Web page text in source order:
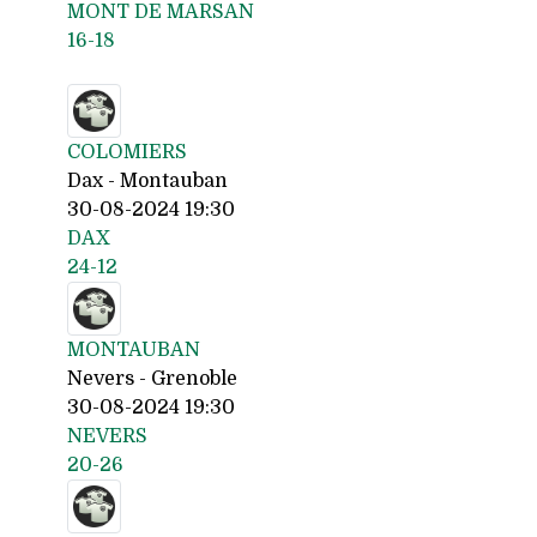
MONT DE MARSAN
16-18
COLOMIERS
Dax - Montauban
30-08-2024 19:30
DAX
24-12
MONTAUBAN
Nevers - Grenoble
30-08-2024 19:30
NEVERS
20-26